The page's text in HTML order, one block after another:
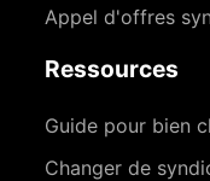
Appel d'offres
Ressources
Guide pour bien
Changer de